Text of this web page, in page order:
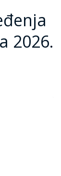
2026.